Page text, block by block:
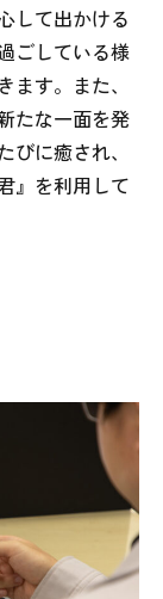
して出かける
ごしている様
す。また、
たな一面を発
に癒され、
』を利用して